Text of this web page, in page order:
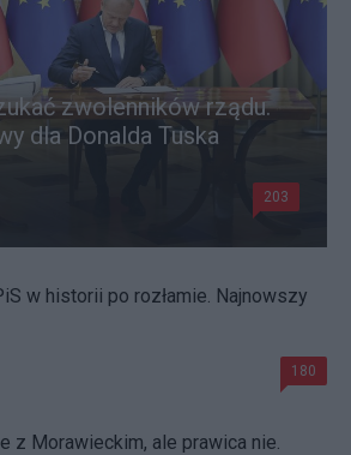
zwolenników rządu.
dla Donalda Tuska
203
w historii po rozłamie. Najnowszy
180
z Morawieckim, ale prawica nie.